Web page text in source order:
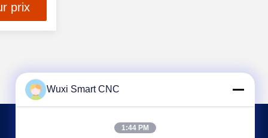
prix
NOUS CONTACTER
Wuxi Smart CNC
1:44 PM